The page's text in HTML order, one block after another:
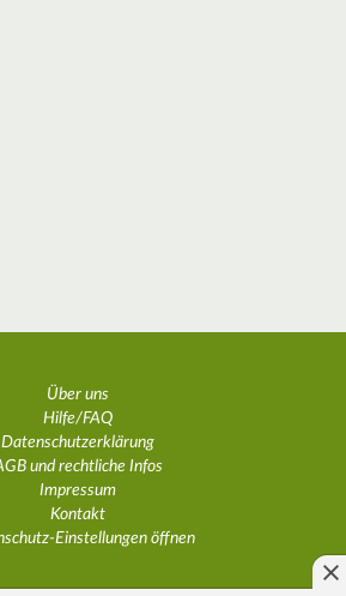
Über uns
Hilfe/FAQ
Datenschutzerklärung
und rechtliche Infos
Impressum
Kontakt
Einstellungen öffnen